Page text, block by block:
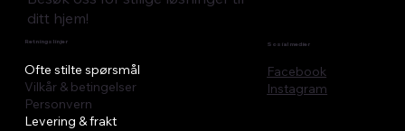
ditt hjem!
Retningslinjer
Ofte stilte spørsmål
Vilkår & betingelser
Personvern
Levering & frakt
Sosial medier
Facebook
Instagram